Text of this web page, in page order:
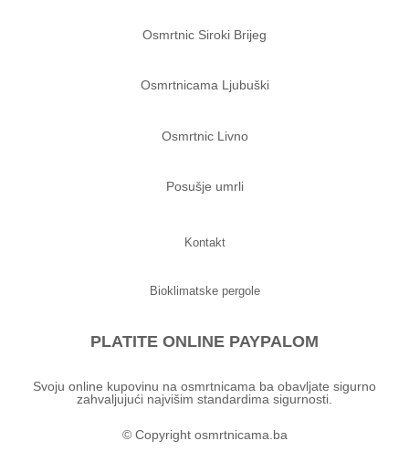
Osmrtnic Siroki Brijeg
Osmrtnicama Ljubuški
Osmrtnic Livno
Posušje umrli
Kontakt
Bioklimatske pergole
PLATITE ONLINE PAYPALOM
Svoju online kupovinu na osmrtnicama ba obavljate sigurno
zahvaljujući najvišim standardima sigurnosti.
© Copyright osmrtnicama.ba